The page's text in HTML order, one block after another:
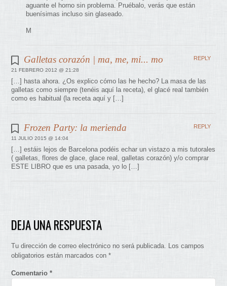
aguante el horno sin problema. Pruébalo, verás que están
buenísimas incluso sin glaseado.
M
Galletas corazón | ma, me, mi... mo
21 FEBRERO 2012 @ 21:28
[…] hasta ahora. ¿Os explico cómo las he hecho? La masa de las
galletas como siempre (tenéis aquí la receta), el glacé real también
como es habitual (la receta aquí y […]
REPLY
Frozen Party: la merienda
11 JULIO 2015 @ 14:04
[…] estáis lejos de Barcelona podéis echar un vistazo a mis tutorales
( galletas, flores de glace, glace real, galletas corazón) y/o comprar
ESTE LIBRO que es una pasada, yo lo […]
REPLY
DEJA UNA RESPUESTA
Tu dirección de correo electrónico no será publicada. Los campos
obligatorios están marcados con*
Comentario*